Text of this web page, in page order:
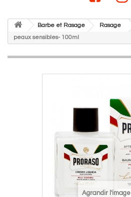
Barbe et Rasage Rasage
peaux sensibles- 100ml
Agrandir l'image